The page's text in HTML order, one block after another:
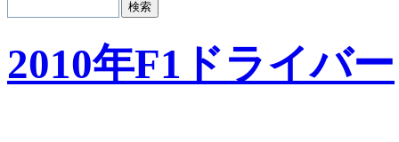
2010年F1ドライバー